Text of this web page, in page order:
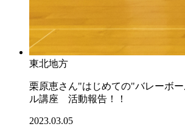
東北地方
栗原恵さん"はじめての"バレーボ
ル講座 活動報告！！
2023.03.05